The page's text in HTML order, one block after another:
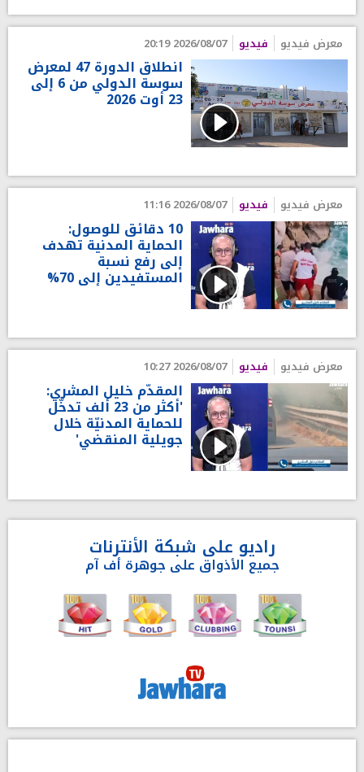
معرض فيديو فيديو 2026/08/07 20:19
انطلاق الدورة 47 لمعرض
سوسة الدولي من 6 إلى
23 أوت 2026
معرض فيديو فيديو 2026/08/07 11:16
10 دقائق للوصول:
الحماية المدنية تهدف
إلى رفع نسبة
المستفيدين إلى 70%
معرض فيديو فيديو 2026/08/07 10:27
المقدّم خليل المشري:
'أكثر من 23 ألف تدخّل
للحماية المدنيّة خلال
جويلية المنقضي'
راديو على شبكة الأنترنات
جميع الأذواق على جوهرة أف آم